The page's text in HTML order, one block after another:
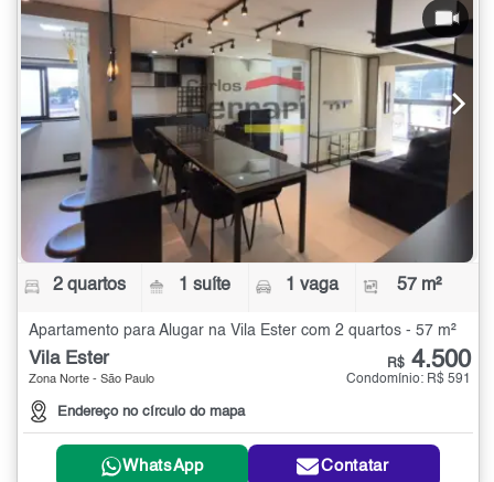
2 quartos 1 suíte 1 vaga 57 m²
Apartamento para Alugar na Vila Ester com 2 quartos - 57 m²
Vila Ester
Zona Norte - São Paulo
Endereço no círculo do mapa
R$ 4.500
Condomínio: R$ 591
WhatsApp Contatar